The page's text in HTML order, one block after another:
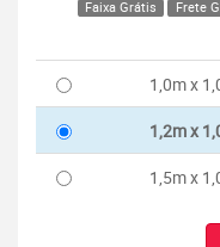
Faixa Grátis Frete
1,0m x
1,2m x
1,5m x